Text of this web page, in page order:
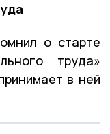
о старте
труда»
в ней